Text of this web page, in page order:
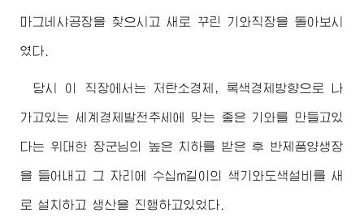
마그네샤공장을 찾으시고 새로 꾸린 기와직장을 돌아보시
였다.
당시 이 직장에서는 저탄소경제, 록색경제방향으로 나
가고있는 세계경제발전추세에 맞는 좋은 기와를 만들고있
다는 위대한 장군님의 높은 치하를 받은 후 반제품양생장
을 들어내고 그 자리에 수십m길이의 색기와도색설비를 새
로 설치하고 생산을 진행하고있었다.